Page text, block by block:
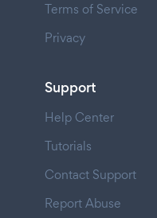
Terms of Service
Privacy
Support
Help Center
Tutorials
Contact Support
Report Abuse